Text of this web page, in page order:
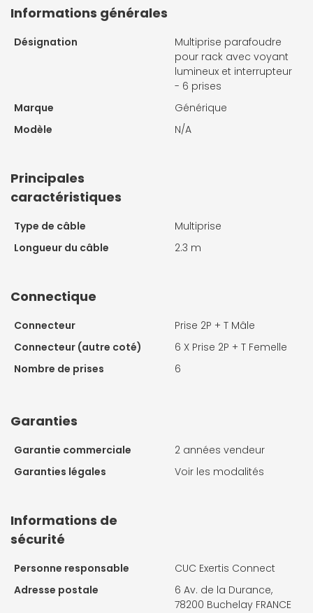
Informations générales
Désignation
Multiprise parafoudre
pour rack avec voyant
lumineux et interrupteur
- 6 prises
Marque
Générique
Modèle
N/A
Principales
caractéristiques
Type de câble
Multiprise
Longueur du câble
2.3 m
Connectique
Connecteur
Prise 2P + T Mâle
Connecteur (autre coté)
6 X Prise 2P + T Femelle
Nombre de prises
6
Garanties
Garantie commerciale
2 années vendeur
Garanties légales
Voir les modalités
Informations de
sécurité
Personne responsable
CUC Exertis Connect
Adresse postale
6 Av. de la Durance,
78200 Buchelay FRANCE